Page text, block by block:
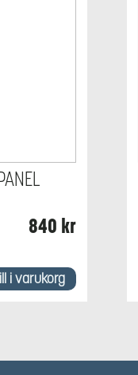
840 kr
i varukorg